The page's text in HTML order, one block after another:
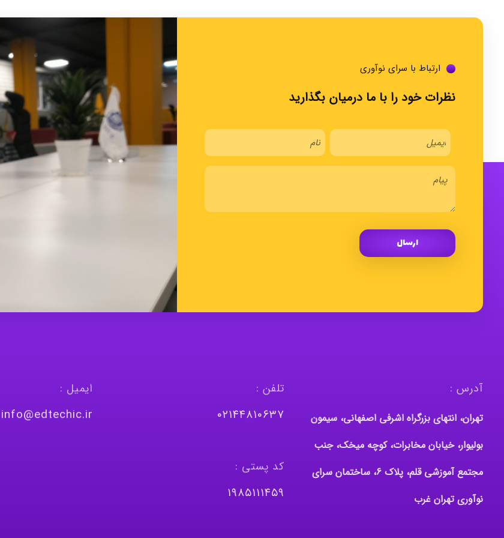
ارتباط با سرای نوآوری
نظرات خود را با ما درمیان بگذارید
آدرس :
تهران، انتهای بزرگراه اشرفی اصفهانی، سیمون
بولیوار، خیابان مخابرات، کوچه میخک، جنب
مجتمع آموزشی قلم، پلاک 6، ساختمان سرای
نوآوری تهران غرب
تلفن :
٠٢١٤٤٨١٠٦٣٧
کد پستی :
١٩٨٥١١١٤٥٩
ایمیل :
info@edtechic.ir